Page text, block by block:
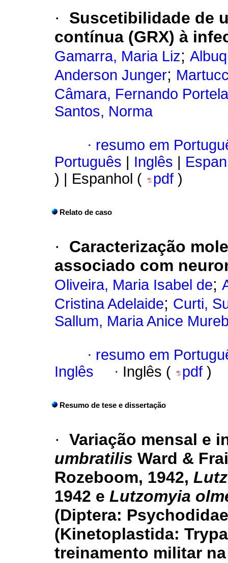
·
Suscetibilidade de
contínua (GRX) à
Gamarra, Maria Liz;
Anderson Junger;
Câmara, Fernando Portela
Santos, Norma
· resumo em
Português
Inglês
) | Espanhol (
pdf )
Relato de caso
·
Caracterização
associado com
Oliveira, Maria Isabel de;
Cristina Adelaide; Curti,
Sallum, Maria Anice
· resumo em
Inglês
· Inglês ( pdf )
Resumo de tese e dissertação
· Variação mensal e
umbratilis Ward &
Rozeboom, 1942,
1942 e Lutzomyia
(Diptera:
(Kinetoplastida:
treinamento militar